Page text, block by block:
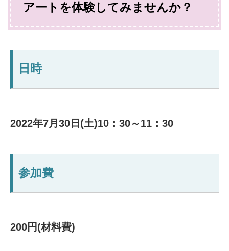
アートを体験してみませんか？
日時
2022年7月30日(土)10：30～11：30
参加費
200円(材料費)